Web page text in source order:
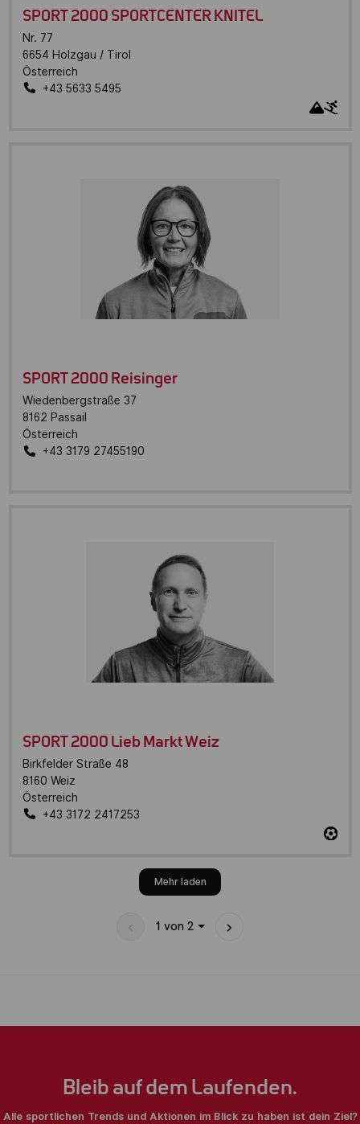
SPORT 2000 SPORTCENTER KNITEL
Nr. 77
6654 Holzgau / Tirol
Österreich
+43 5633 5495
SPORT 2000 Reisinger
Wiedenbergstraße 37
8162 Passail
Österreich
+43 3179 27455190
SPORT 2000 Lieb Markt Weiz
Birkfelder Straße 48
8160 Weiz
Österreich
+43 3172 2417253
Mehr laden
1 von2
Bleib auf dem Laufenden.
Alle sportlichen Trends und Aktionen im Blick zu haben ist dein Ziel?